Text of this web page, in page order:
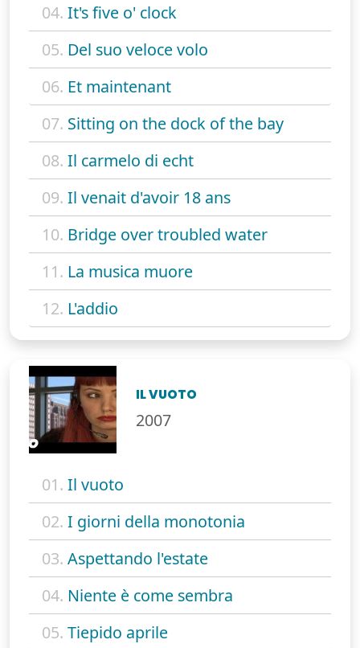
04. It's five o' clock
05. Del suo veloce volo
06. Et maintenant
07. Sitting on the dock of the bay
08. Il carmelo di echt
09. Il venait d'avoir 18 ans
10. Bridge over troubled water
11. La musica muore
12. L'addio
IL VUOTO
2007
01. Il vuoto
02. I giorni della monotonia
03. Aspettando l'estate
04. Niente è come sembra
05. Tiepido aprile